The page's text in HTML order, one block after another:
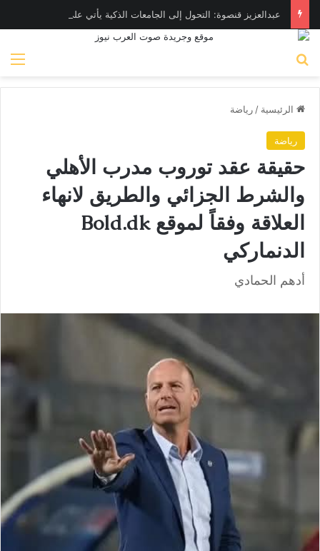
الرئيسية / رياضة
رياضة
حقيقة عقد توروب مدرب الأهلي
والشرط الجزائي والطريق لانهاء
العلاقة وفقاً لموقع Bold.dk
الدنماركي
أدهم الحمادي